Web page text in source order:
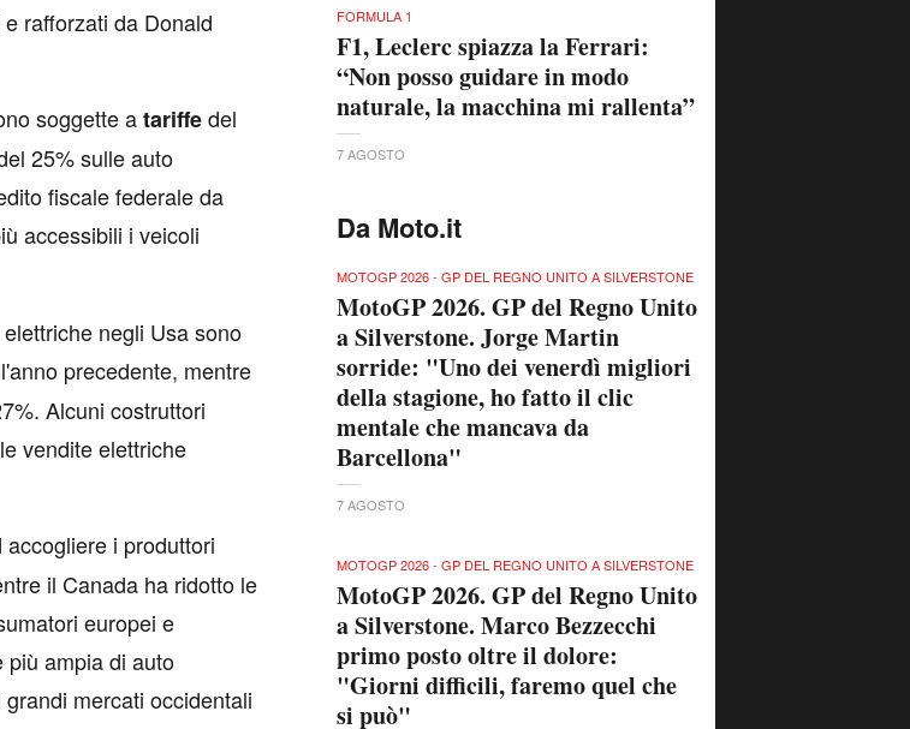
rafforzati da Donald
soggette atariffedel
25% sulle auto
fiscale federale da
accessibili i veicoli
negli Usa sono
precedente, mentre
Alcuni costruttori
vendite elettriche
i produttori
il Canada ha ridotto le
europei e
più ampia di auto
mercati occidentali
FORMULA 1
F1, Leclerc spiazza la Ferrari:
“Non posso guidare in modo
naturale, la macchina mi rallenta”
7 AGOSTO
Da Moto.it
MOTOGP 2026 - GP DEL REGNO UNITO A SILVERSTONE
MotoGP 2026. GP del Regno Unito
a Silverstone. Jorge Martin
sorride: "Uno dei venerdì migliori
della stagione, ho fatto il clic
mentale che mancava da
Barcellona"
7 AGOSTO
MOTOGP 2026 - GP DEL REGNO UNITO A SILVERSTONE
MotoGP 2026. GP del Regno Unito
a Silverstone. Marco Bezzecchi
primo posto oltre il dolore:
"Giorni difficili, faremo quel che
si può"